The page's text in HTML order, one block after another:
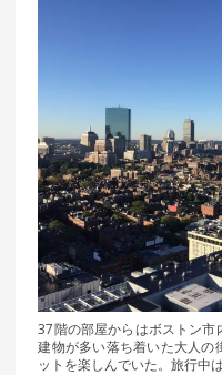
37階の部屋からはボストン
建物が多い落ち着いた大人の
ットを楽しんでいた。旅行中